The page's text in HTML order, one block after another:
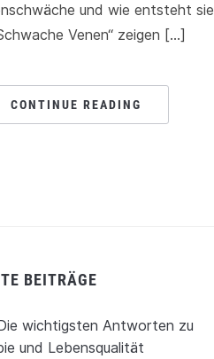
und wie entsteht sie
Venen“ zeigen […]
CONTINUE READING
BEITRÄGE
wichtigsten Antworten zu
und Lebensqualität